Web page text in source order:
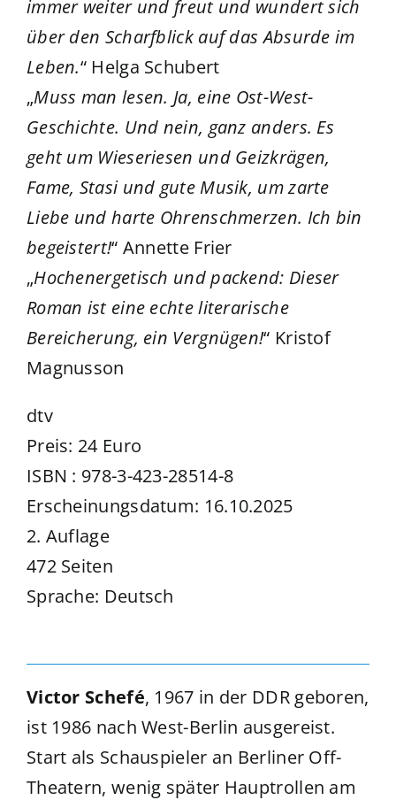
immer weiter und freut und wundert sich
über den Scharfblick auf das Absurde im
Leben.“ Helga Schubert
„Muss man lesen. Ja, eine Ost-West-
Geschichte. Und nein, ganz anders. Es
geht um Wieseriesen und Geizkrägen,
Fame, Stasi und gute Musik, um zarte
Liebe und harte Ohrenschmerzen. Ich bin
begeistert!“ Annette Frier​​
„Hochenergetisch und packend: Dieser
Roman ist eine echte literarische
Bereicherung, ein Vergnügen!“ Kristof
Magnusson
dtv
Preis: 24 Euro
ISBN : 978-3-423-28514-8
Erscheinungsdatum: 16.10.2025
2. Auflage
472 Seiten
Sprache: Deutsch
Victor Schefé, 1967 in der DDR geboren,
ist 1986 nach West-Berlin ausgereist.
Start als Schauspieler an Berliner Off-
Theatern, wenig später Hauptrollen am